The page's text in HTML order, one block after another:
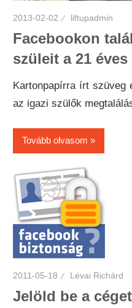
2013-02-02 liftupadmin
Facebookon
szüleit a 21
Kartonpapírra írt szüveg
az igazi szülők
Tovább olvasom
2011-05-18 Lévai Richárd
Jelöld be a